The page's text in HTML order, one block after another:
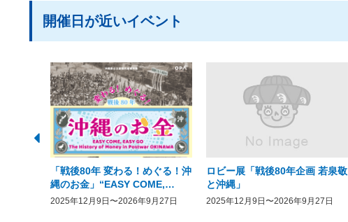
開催日が近いイベント
「戦後80年 変わる！めぐる！沖
縄のお金」“EASY COME,
EASY GO － The History of
2025年12月9日〜2026年9月27日
ロビー展「戦後80年企画 若泉敬
と沖縄」
2025年12月9日〜2026年9月27日